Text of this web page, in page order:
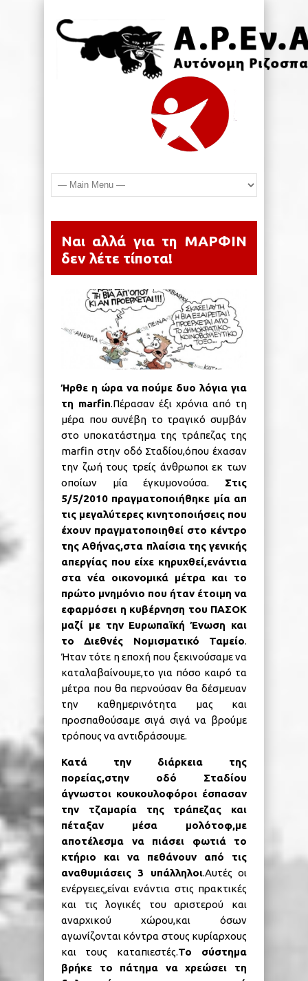
Ναι αλλά για τη ΜΑΡΦΙΝ
δεν λέτε τίποτα!
Ήρθε η ώρα να πούμε δυο λόγια για
τη marfin.Πέρασαν έξι χρόνια από τη
μέρα που συνέβη το τραγικό συμβάν
στο υποκατάστημα της τράπεζας της
marfin στην οδό Σταδίου,όπου έχασαν
την ζωή τους τρείς άνθρωποι εκ των
οποίων μία έγκυμονούσα. Στις
5/5/2010 πραγματοποιήθηκε μία απ
τις μεγαλύτερες κινητοποιήσεις που
έχουν πραγματοποιηθεί στο κέντρο
της Αθήνας,στα πλαίσια της γενικής
απεργίας που είχε κηρυχθεί,ενάντια
στα νέα οικονομικά μέτρα και το
πρώτο μνημόνιο που ήταν έτοιμη να
εφαρμόσει η κυβέρνηση του ΠΑΣΟΚ
μαζί με την Ευρωπαϊκή Ένωση και
το Διεθνές Νομισματικό Ταμείο.
Ήταν τότε η εποχή που ξεκινούσαμε να
καταλαβαίνουμε,το για πόσο καιρό τα
μέτρα που θα περνούσαν θα δέσμευαν
την καθημερινότητα μας και
προσπαθούσαμε σιγά σιγά να βρούμε
τρόπους να αντιδράσουμε.
Κατά την διάρκεια της
πορείας,στην οδό Σταδίου
άγνωστοι κουκουλοφόροι έσπασαν
την τζαμαρία της τράπεζας και
πέταξαν μέσα μολότοφ,με
αποτέλεσμα να πιάσει φωτιά το
κτήριο και να πεθάνουν από τις
αναθυμιάσεις 3 υπάλληλοι.Αυτές οι
ενέργειες,είναι ενάντια στις πρακτικές
και τις λογικές του αριστερού και
αναρχικού χώρου,και όσων
αγωνίζονται κόντρα στους κυρίαρχους
και τους καταπιεστές.Το σύστημα
βρήκε το πάτημα να χρεώσει τη